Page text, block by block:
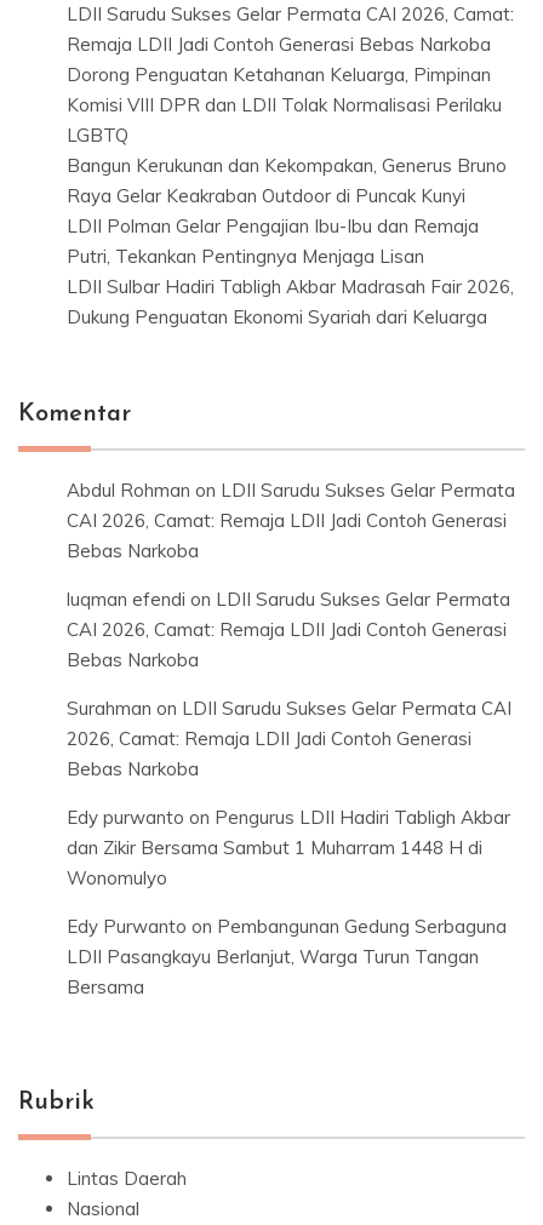
LDII Sarudu Sukses Gelar Permata CAI 2026, Camat:
Remaja LDII Jadi Contoh Generasi Bebas Narkoba
Dorong Penguatan Ketahanan Keluarga, Pimpinan
Komisi VIII DPR dan LDII Tolak Normalisasi Perilaku
LGBTQ
Bangun Kerukunan dan Kekompakan, Generus Bruno
Raya Gelar Keakraban Outdoor di Puncak Kunyi
LDII Polman Gelar Pengajian Ibu-Ibu dan Remaja
Putri, Tekankan Pentingnya Menjaga Lisan
LDII Sulbar Hadiri Tabligh Akbar Madrasah Fair 2026,
Dukung Penguatan Ekonomi Syariah dari Keluarga
Komentar
Abdul Rohman on LDII Sarudu Sukses Gelar Permata
CAI 2026, Camat: Remaja LDII Jadi Contoh Generasi
Bebas Narkoba
luqman efendi on LDII Sarudu Sukses Gelar Permata
CAI 2026, Camat: Remaja LDII Jadi Contoh Generasi
Bebas Narkoba
Surahman on LDII Sarudu Sukses Gelar Permata CAI
2026, Camat: Remaja LDII Jadi Contoh Generasi
Bebas Narkoba
Edy purwanto on Pengurus LDII Hadiri Tabligh Akbar
dan Zikir Bersama Sambut 1 Muharram 1448 H di
Wonomulyo
Edy Purwanto on Pembangunan Gedung Serbaguna
LDII Pasangkayu Berlanjut, Warga Turun Tangan
Bersama
Rubrik
Lintas Daerah
Nasional